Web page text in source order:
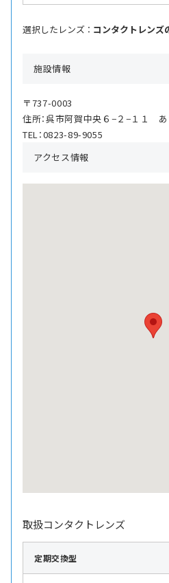
選択したレンズ ： コンタクトレンズ
施設情報
〒737-0003
住所：呉市阿賀中央６−２−１１
TEL：0823-89-9055
アクセス情報
取扱コンタクトレンズ
定期交換型